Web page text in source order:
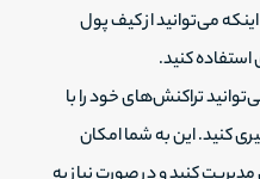
می‌توانید از کیف پول
استفاده کنید.
تراکنش‌های خود را با
کنید. این به شما امکان